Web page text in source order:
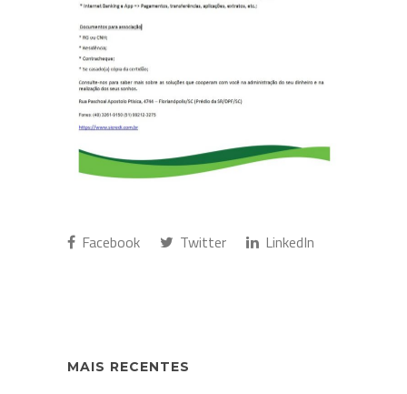
Facebook Twitter LinkedIn
MAIS RECENTES